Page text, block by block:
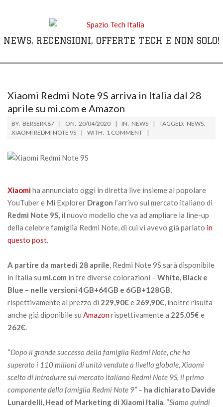
NEWS, RECENSIONI, OFFERTE TECH E NON SOLO!
Menu
Xiaomi Redmi Note 9S arriva in Italia dal 28
aprile su mi.com e Amazon
BY: BERSERK87 ON: 20/04/2020 IN: NEWS TAGGED: NEWS
XIAOMI REDMI NOTE 9S
WITH: 1 COMMENT
Xiaomiha annunciato oggi in diretta live insieme al popolare
YouTuber e Mi Explorer Dragon l’arrivo sul mercato italiano di
Redmi Note 9S, il nuovo modello che va ad ampliare la line-up
della celebre famiglia Redmi Note, di cui vi avevo già parlato in
questo post.
A partire da martedì 28 aprile, Redmi Note 9S sarà disponibile
in Italia su mi.com in tre diverse colorazioni – White, Black e
Blue – nelle versioni 4GB+64GB e 6GB+128GB,
rispettivamente al prezzo di 229,90€ e 269,90€, inoltre risulta
anche giá diponibile su Amazonrispettivamente a 225,05€ e
262€.
“Dopo il grande successo della famiglia Redmi Note, che ha
superato i 110 milioni di unità vendute a livello globale, Xiaomi
scelto di introdurre sul mercato italiano Redmi Note 9S, il primo
componente della famiglia Redmi Note 9” – ha dichiarato Davide
Lunardelli, Head of Marketing di Xiaomi Italia. “Siamo quindi